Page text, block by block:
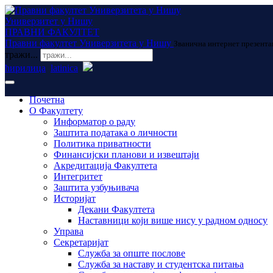
Универзитет у Нишу
ПРАВНИ ФАКУЛТЕТ
Правни факултет Универзитета у Нишу Званична интернет
тражи...
ћирилица latinica
Почетна
О Факултету
Информатор о раду
Заштита података о личности
Политика приватности
Финансијски планови и извештаји
Акредитација Факултета
Интегритет
Заштита узбуњивача
Историјат
Декани Факултета
Наставници који више нису у радном односу
Управа
Секретаријат
Служба за опште послове
Служба за наставу и студентска питања